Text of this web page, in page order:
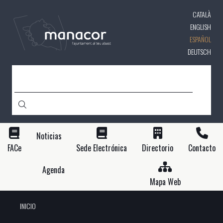
contenido
principal
CATALÀ
ENGLISH
ESPAÑOL
DEUTSCH
FACe
Noticias
Sede Electrónica
Directorio
Contacto
Agenda
Mapa Web
INICIO